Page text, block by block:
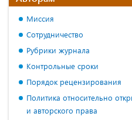
Миссия
Сотрудничество
Рубрики журнала
Контрольные сроки
Порядок рецензирования
Политика относительно
и авторского права